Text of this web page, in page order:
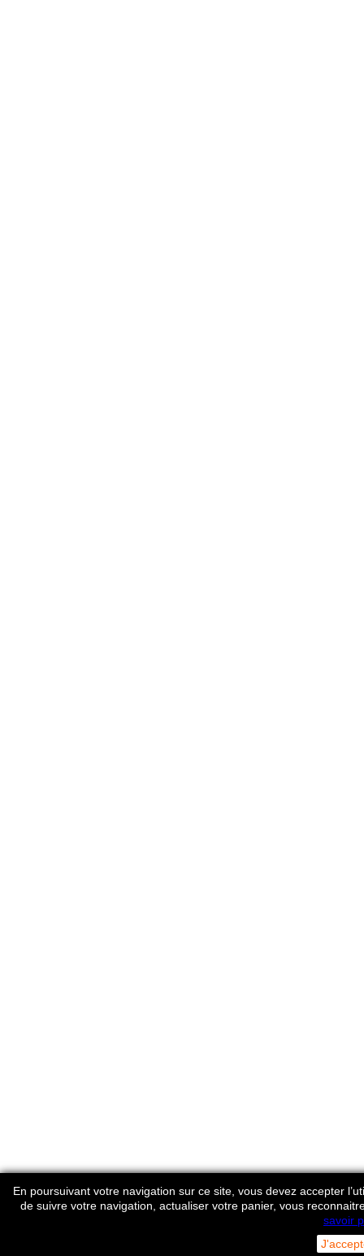
En poursuivant votre navigation sur ce site, vous devez accepter
de suivre votre navigation, actualiser votre panier, vous
savoir